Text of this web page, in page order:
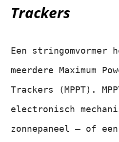
Trackers
Een stringomvormer
meerdere Maximum
Trackers (MPPT).
electronisch
zonnepaneel – of